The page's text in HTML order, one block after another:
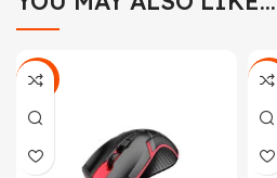
-40% -21%